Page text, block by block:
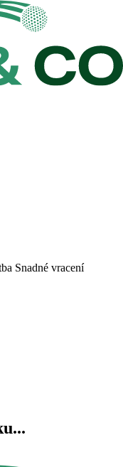
Snadné vracení